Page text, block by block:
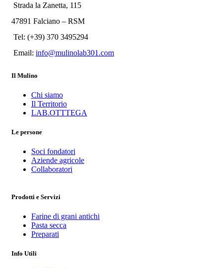
Strada la Zanetta, 115
47891 Falciano – RSM
Tel: (+39) 370 3495294
Email: info@mulinolab301.com
Il Mulino
Chi siamo
Il Territorio
LAB.OTTTEGA
Le persone
Soci fondatori
Aziende agricole
Collaboratori
Prodotti e Servizi
Farine di grani antichi
Pasta secca
Preparati
Info Utili